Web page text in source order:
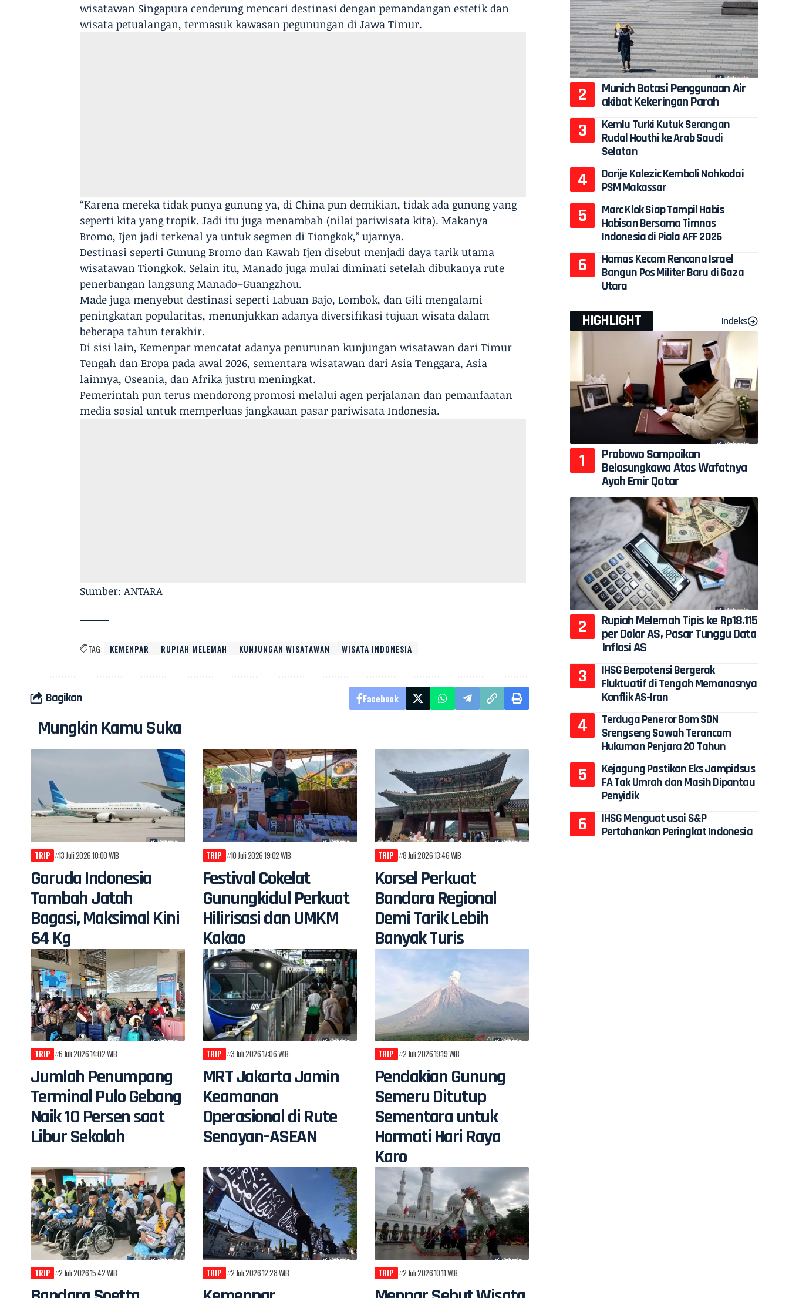
wisatawan Singapura cenderung mencari destinasi dengan pemandangan estetik dan
wisata petualangan, termasuk kawasan pegunungan di Jawa Timur.
“Karena mereka tidak punya gunung ya, di China pun demikian, tidak ada gunung yang
seperti kita yang tropik. Jadi itu juga menambah (nilai pariwisata kita). Makanya
Bromo, Ijen jadi terkenal ya untuk segmen di Tiongkok,” ujarnya.
Destinasi seperti Gunung Bromo dan Kawah Ijen disebut menjadi daya tarik utama
wisatawan Tiongkok. Selain itu, Manado juga mulai diminati setelah dibukanya rute
penerbangan langsung Manado–Guangzhou.
Made juga menyebut destinasi seperti Labuan Bajo, Lombok, dan Gili mengalami
peningkatan popularitas, menunjukkan adanya diversifikasi tujuan wisata dalam
beberapa tahun terakhir.
Di sisi lain, Kemenpar mencatat adanya penurunan kunjungan wisatawan dari Timur
Tengah dan Eropa pada awal 2026, sementara wisatawan dari Asia Tenggara, Asia
lainnya, Oseania, dan Afrika justru meningkat.
Pemerintah pun terus mendorong promosi melalui agen perjalanan dan pemanfaatan
media sosial untuk memperluas jangkauan pasar pariwisata Indonesia.
Sumber: ANTARA
TAG: KEMENPAR RUPIAH MELEMAH KUNJUNGAN WISATAWAN WISATA INDONESIA
Bagikan Facebook
Mungkin Kamu Suka
TRIP 13 Juli 2026 10:00 WIB
Garuda Indonesia
Tambah Jatah
Bagasi, Maksimal Kini
64 Kg
TRIP 10 Juli 2026 19:02 WIB
Festival Cokelat
Gunungkidul Perkuat
Hilirisasi dan UMKM
Kakao
TRIP 8 Juli 2026 13:46 WIB
Korsel Perkuat
Bandara Regional
Demi Tarik Lebih
Banyak Turis
TRIP 6 Juli 2026 14:02 WIB
Jumlah Penumpang
Terminal Pulo Gebang
Naik 10 Persen saat
Libur Sekolah
TRIP 3 Juli 2026 17:06 WIB
MRT Jakarta Jamin
Keamanan
Operasional di Rute
Senayan–ASEAN
TRIP 2 Juli 2026 19:19 WIB
Pendakian Gunung
Semeru Ditutup
Sementara untuk
Hormati Hari Raya
Karo
TRIP 2 Juli 2026 15:42 WIB TRIP 2 Juli 2026 12:28 WIB TRIP 2 Juli 2026 10:11 WIB
Munich Batasi Penggunaan Air
akibat Kekeringan Parah
Kemlu Turki Kutuk Serangan
Rudal Houthi ke Arab Saudi
Selatan
Darije Kalezic Kembali Nahkodai
PSM Makassar
Marc Klok Siap Tampil Habis
Habisan Bersama Timnas
Indonesia di Piala AFF 2026
Hamas Kecam Rencana Israel
Bangun Pos Militer Baru di Gaza
Utara
HIGHLIGHT Indeks
Prabowo Sampaikan
Belasungkawa Atas Wafatnya
Ayah Emir Qatar
Rupiah Melemah Tipis ke Rp18.115
per Dolar AS, Pasar Tunggu Data
Inflasi AS
IHSG Berpotensi Bergerak
Fluktuatif di Tengah Memanasnya
Konflik AS-Iran
Terduga Peneror Bom SDN
Srengseng Sawah Terancam
Hukuman Penjara 20 Tahun
Kejagung Pastikan Eks Jampidsus
FA Tak Umrah dan Masih Dipantau
Penyidik
IHSG Menguat usai S&P
Pertahankan Peringkat Indonesia